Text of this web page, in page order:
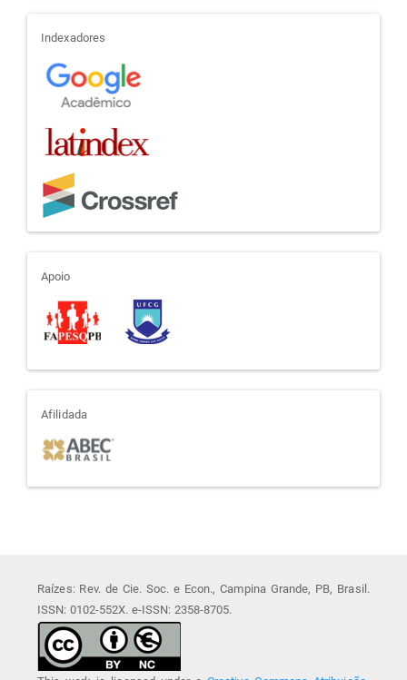
indexadores
Indexadores
apoio
Apoio
afiliada
Afilidada
Raízes: Rev. de Cie. Soc. e Econ., Campina Grande, PB, Brasil.
ISSN: 0102-552X. e-ISSN: 2358-8705.